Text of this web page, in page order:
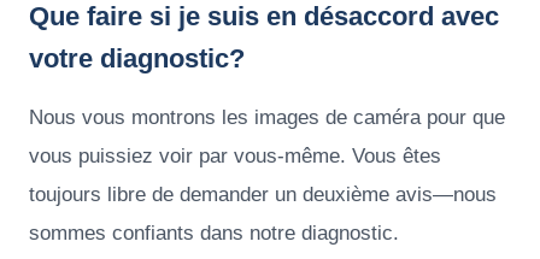
Que faire si je suis en désaccord avec
votre diagnostic?
Nous vous montrons les images de caméra pour que
vous puissiez voir par vous-même. Vous êtes
toujours libre de demander un deuxième avis—nous
sommes confiants dans notre diagnostic.